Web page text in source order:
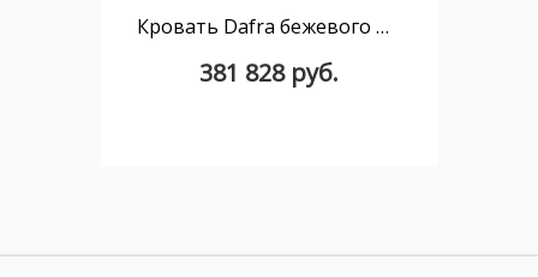
Кровать Dafra бежевого цвета из шенилла с ящиком для хранения 180 х 200 см
381 828 руб.